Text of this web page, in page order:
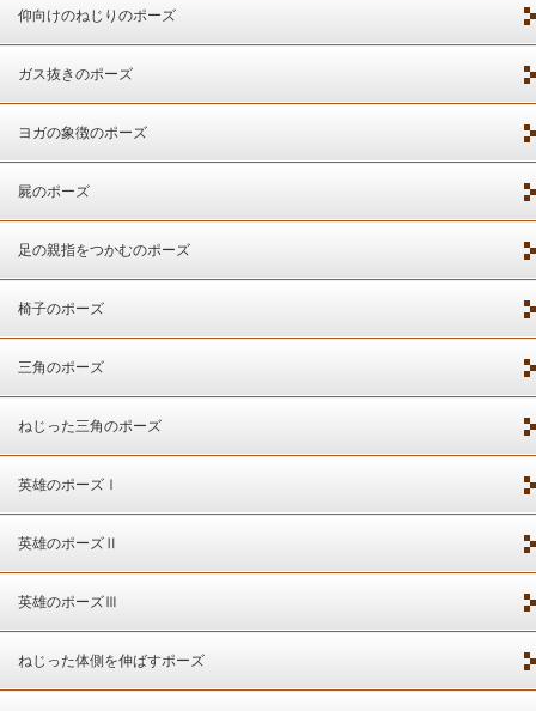
仰向けのねじりのポーズ
ガス抜きのポーズ
ヨガの象徴のポーズ
屍のポーズ
足の親指をつかむのポーズ
椅子のポーズ
三角のポーズ
ねじった三角のポーズ
英雄のポーズⅠ
英雄のポーズⅡ
英雄のポーズⅢ
ねじった体側を伸ばすポーズ